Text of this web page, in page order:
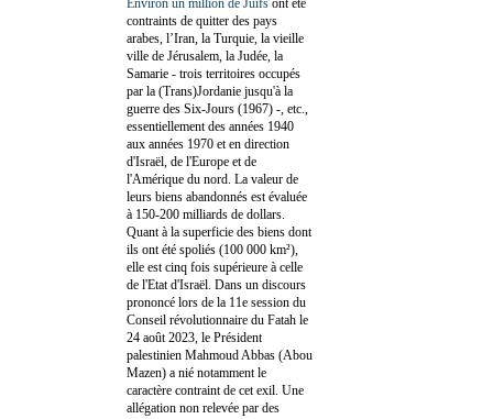
contraints de quitter des pays
arabes, l’Iran, la Turquie, la vieille
ville de Jérusalem, la Judée, la
Samarie - trois territoires occupés
par la (Trans)Jordanie jusqu'à la
guerre des Six-Jours (1967) -, etc.,
essentiellement des années 1940
aux années 1970 et en direction
d'Israël, de l'Europe et de
l'Amérique du nord. La valeur de
leurs biens abandonnés est évaluée
à 150-200 milliards de dollars.
Quant à la superficie des biens dont
ils ont été spoliés (100 000 km²),
elle est cinq fois supérieure à celle
de l'Etat d'Israël. Dans un discours
prononcé lors de la 11e session du
Conseil révolutionnaire du Fatah le
24 août 2023, le Président
palestinien Mahmoud Abbas (Abou
Mazen) a nié notamment le
caractère contraint de cet exil. Une
allégation non relevée par des